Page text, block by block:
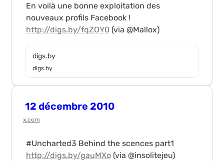
En voilà une bonne exploitation des
http://digs.by/fqZOY0 (via @Mallox)
digs.by
digs.by
12 décembre 2010
x.com
http://digs.by/gauMXo (via @insolitejeu)